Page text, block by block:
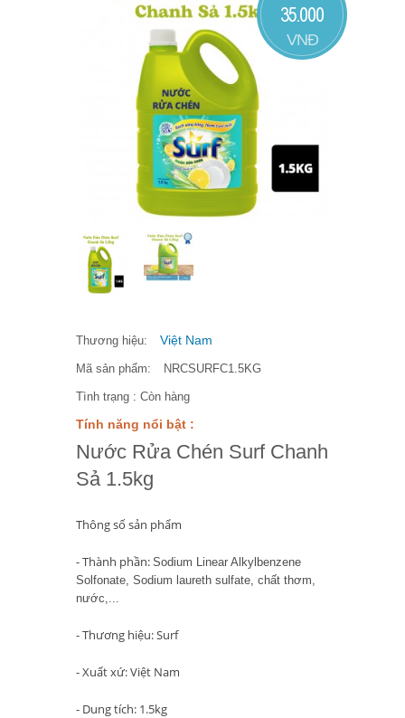
35.000
VNĐ
Thương hiệu: Việt Nam
Mã sản phẩm: NRCSURFC1.5KG
Tình trạng : Còn hàng
Tính năng nổi bật :
Nước Rửa Chén Surf Chanh
Sả 1.5kg
Thông số sản phẩm
- Thành phần: Sodium Linear Alkylbenzene
Solfonate, Sodium laureth sulfate, chất thơm,
nước,...
- Thương hiệu: Surf
- Xuất xứ: Việt Nam
- Dung tích: 1.5kg